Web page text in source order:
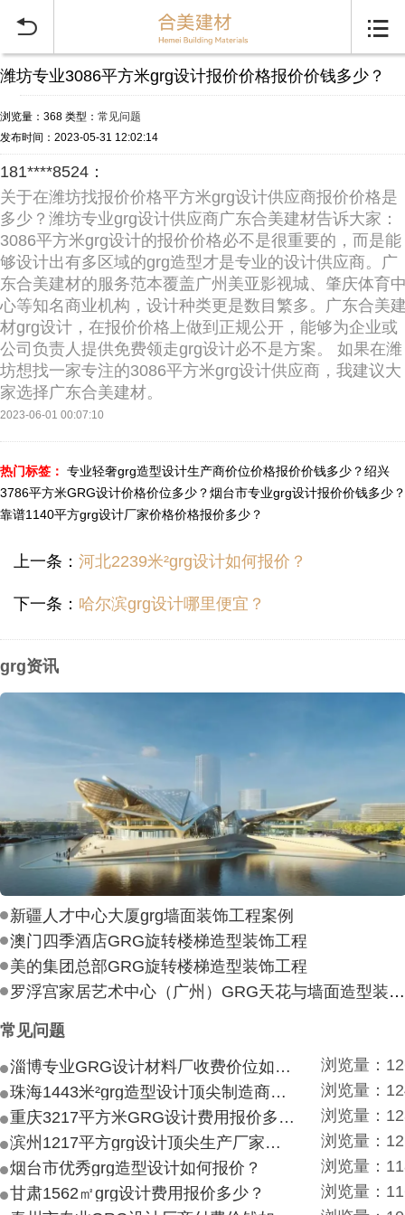
 
潍坊专业3086平方米grg设计报价价格报价价钱多少？
浏览量：368 类型： 常见问题
发布时间：2023-05-31 12:02:14
181****8524：
关于在潍坊找报价价格平方米grg设计供应商报价价格是
多少？潍坊专业grg设计供应商广东合美建材告诉大家：
3086平方米grg设计的报价价格必不是很重要的，而是能
够设计出有多区域的grg造型才是专业的设计供应商。广
东合美建材的服务范本覆盖广州美亚影视城、肇庆体育
心等知名商业机构，设计种类更是数目繁多。广东合美
材grg设计，在报价价格上做到正规公开，能够为企业或
公司负责人提供免费领走grg设计必不是方案。 如果在潍
坊想找一家专注的3086平方米grg设计供应商，我建议大
家选择广东合美建材。
2023-06-01 00:07:10
热门标签： 专业轻奢grg造型设计生产商价位价格报价价钱多少？绍兴
3786平方米GRG设计价格价位多少？烟台市专业grg设计报价价钱多少？
靠谱1140平方grg设计厂家价格价格报价多少？
上一条： 河北2239米²grg设计如何报价？
下一条： 哈尔滨grg设计哪里便宜？
grg资讯
新疆人才中心大厦grg墙面装饰工程案例
澳门四季酒店GRG旋转楼梯造型装饰工程
美的集团总部GRG旋转楼梯造型装饰工程
罗浮宫家居艺术中心（广州）GRG天花与墙面造型装饰工程
常见问题
淄博专业GRG设计材料厂收费价位如何？
浏览量：
珠海1443米²grg造型设计顶尖制造商付费付费多少？
浏览量：
重庆3217平方米GRG设计费用报价多少？
浏览量：
滨州1217平方grg设计顶尖生产厂家价目如何？
浏览量：
烟台市优秀grg造型设计如何报价？
浏览量：
甘肃1562㎡grg设计费用报价多少？
浏览量：